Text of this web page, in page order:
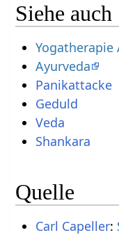
Siehe auch
Yogatherapie
Ayurveda
Panikattacke
Geduld
Veda
Shankara
Quelle
Carl Capeller: